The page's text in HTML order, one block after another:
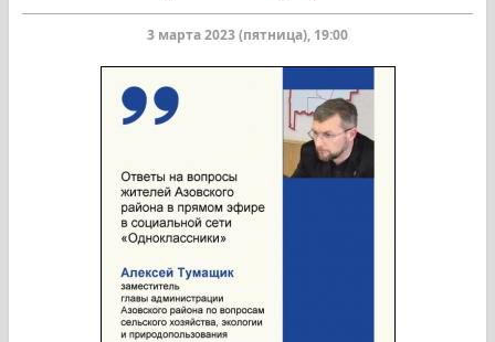
3 марта 2023 (пятница), 19:00